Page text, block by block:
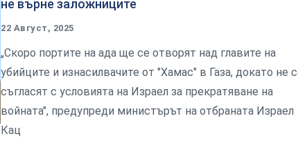
не върне заложниците
22 Август, 2025
„Скоро портите на ада ще се отворят над главите на
убийците и изнасилвачите от "Хамас" в Газа, докато не
съгласят с условията на Израел за прекратяване на
войната", предупреди министърът на отбраната Израел
Кац